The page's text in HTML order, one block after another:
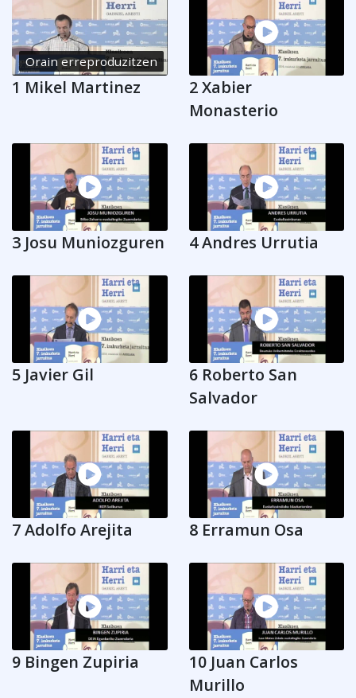
Orain erreproduzitzen
1 Mikel Martinez
2 Xabier
Monasterio
3 Josu Muniozguren 4 Andres Urrutia
5 Javier Gil
6 Roberto San
Salvador
7 Adolfo Arejita 8 Erramun Osa
9 Bingen Zupiria
10 Juan Carlos
Murillo